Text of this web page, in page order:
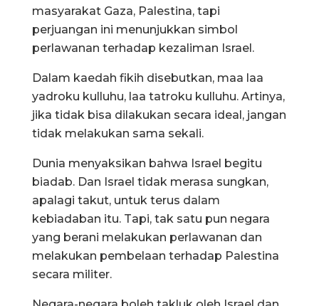
masyarakat Gaza, Palestina, tapi
perjuangan ini menunjukkan simbol
perlawanan terhadap kezaliman Israel.
Dalam kaedah fikih disebutkan, maa laa
yadroku kulluhu, laa tatroku kulluhu. Artinya,
jika tidak bisa dilakukan secara ideal, jangan
tidak melakukan sama sekali.
Dunia menyaksikan bahwa Israel begitu
biadab. Dan Israel tidak merasa sungkan,
apalagi takut, untuk terus dalam
kebiadaban itu. Tapi, tak satu pun negara
yang berani melakukan perlawanan dan
melakukan pembelaan terhadap Palestina
secara militer.